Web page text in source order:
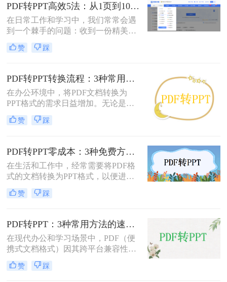
会议汇报。然而，由于PDF格式本身
是为了稳定显示而非编辑而设计的，
这项转换工作常常伴随着格式错乱、
排版混乱、图片丢失等“车祸现场”。
PDF转PPT高效5法：从1页到100页，方法选择差异很大！
在日常工作和学习中，我们常常会遇
到一个棘手的问题：收到一份精美的
PDF文件，却需要将其内容用于自己
的PPT演示文稿中。PDF因其格式固
它“只读”的特性也使其内容难以直接
编辑和复用。此时，将PDF转换为可
编辑的PPT就成了一个刚性需求。
赞 踩
PDF转PPT转换流程：3种常用方法的速度和精度对比！
在办公环境中，将PDF文档转换为
PPT格式的需求日益增加。无论是为
了更好地展示信息，还是为了便于编
辑内容，掌握几种有效的PDF转PPT
怎么转换呢？本文将介绍三种常用的
方法来实现这一转换。
赞 踩
PDF转PPT零成本：3种免费方案的实际效果和隐藏限制！
在生活和工作中，经常需要将PDF格
式的文档转换为PPT格式，以便进行
演示和讲解。然而，一些专业的PDF
转PPT软件可能需要付费购买。那么
介绍三种不需要花钱就能将PDF转换
成PPT的方法。
赞 踩
PDF转PPT：3种常用方法的速度对比和适用文件类型！
在现代办公和学习场景中，PDF（便
携式文档格式）因其跨平台兼容性和
内容稳定性而广泛使用。然而，在某
些情况下，我们可能需要将PDF文件
赞 踩